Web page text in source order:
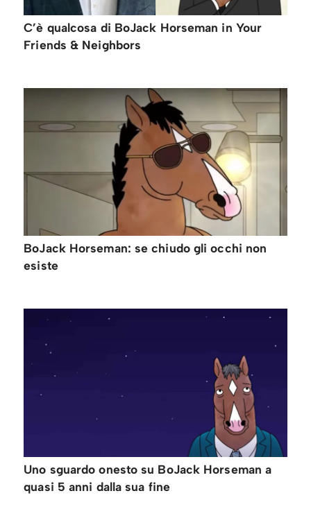
C’è qualcosa di BoJack Horseman in Your
Friends & Neighbors
BoJack Horseman: se chiudo gli occhi non
esiste
Uno sguardo onesto su BoJack Horseman a
quasi 5 anni dalla sua fine